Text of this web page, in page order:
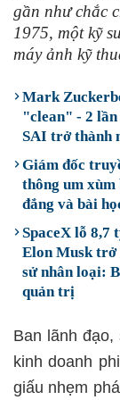
gần như chắc
1975, một kỹ
máy ảnh kỹ
Mark
"clean" - 2
SAI trở thành
Giám đốc
thông um
đắng và bài
SpaceX lỗ 8,7
Elon Musk
sử nhân loại:
quản trị
Ban lãnh
kinh doanh
giấu nhẹm